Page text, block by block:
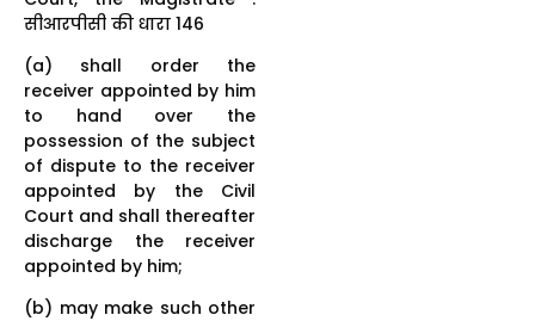
सीआरपीसी की धारा 146
(a) shall order the
receiver appointed by him
to hand over the
possession of the subject
of dispute to the receiver
appointed by the Civil
Court and shall thereafter
discharge the receiver
appointed by him;
(b) may make such other